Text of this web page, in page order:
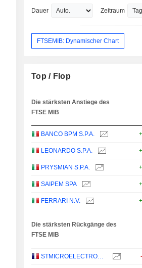
Dauer Zeitraum
FTSEMIB: Dynamischer Chart
Top / Flop
Die stärksten Anstiege des
FTSE MIB
BANCO BPM S.P.A.
LEONARDO S.P.A.
PRYSMIAN S.P.A.
SAIPEM SPA
FERRARI N.V.
Die stärksten Rückgänge des
FTSE MIB
STMICROELECTRONICS N.V.